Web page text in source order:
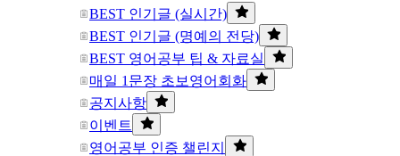
BEST 인기글 (실시간)
BEST 인기글 (명예의 전당)
BEST 영어공부 팁 & 자료실
매일 1문장 초보영어회화
공지사항
이벤트
영어공부 인증 챌린지